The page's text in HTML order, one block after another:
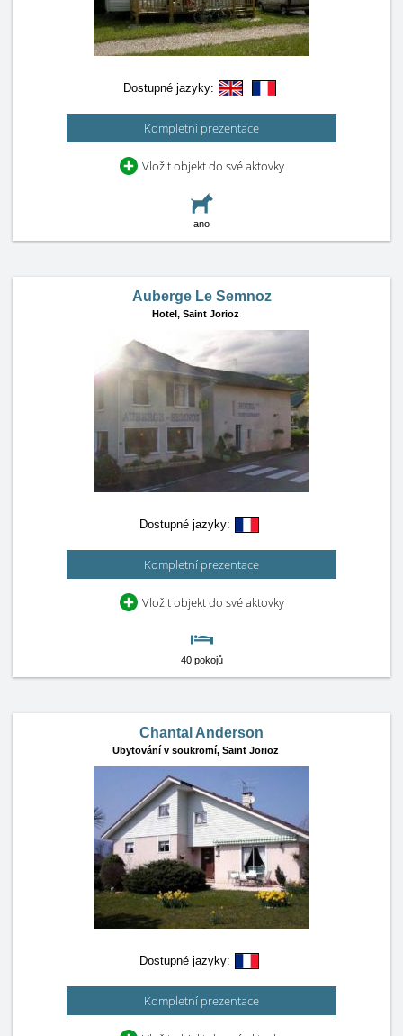
Dostupné jazyky:
Kompletní prezentace
Vložit objekt do své aktovky
ano
Auberge Le Semnoz
Hotel, Saint Jorioz
Dostupné jazyky:
Kompletní prezentace
Vložit objekt do své aktovky
40 pokojů
Chantal Anderson
Ubytování v soukromí, Saint Jorioz
Dostupné jazyky:
Kompletní prezentace